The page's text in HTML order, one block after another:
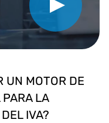
UN MOTOR DE
LA
IVA?